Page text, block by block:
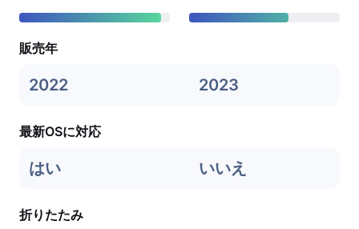
販売年
2022 2023
最新OSに対応
はい いいえ
折りたたみ